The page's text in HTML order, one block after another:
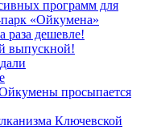
программ для
«Ойкумена»
раза дешевле!
выпускной!
просыпается
Ключевской